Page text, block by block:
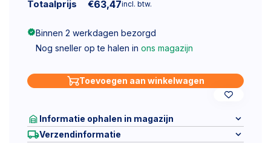
Totaalprijs
€63,47incl. btw.
Binnen 2 werkdagen bezorgd
Nog sneller op te halen in ons magazijn
Toevoegen aan winkelwagen
Informatie ophalen in magazijn
Verzendinformatie